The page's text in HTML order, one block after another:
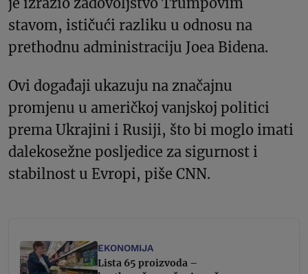
stavom, ističući razliku u odnosu na
prethodnu administraciju Joea Bidena.
Ovi događaji ukazuju na značajnu
promjenu u američkoj vanjskoj politici
prema Ukrajini i Rusiji, što bi moglo imati
dalekosežne posljedice za sigurnost i
stabilnost u Evropi, piše CNN.
EKONOMIJA
Lista 65 proizvoda –